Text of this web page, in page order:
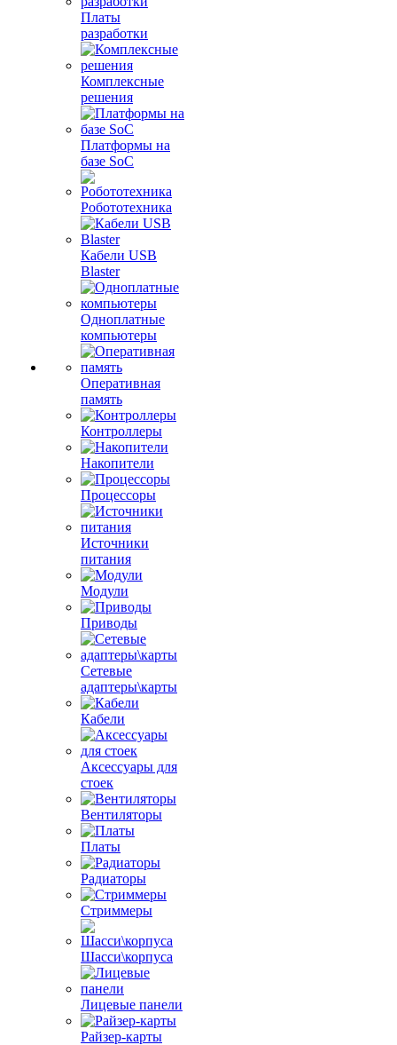
Платы
разработки
Комплексные
решения
Платформы на
базе SoC
Робототехника
Кабели USB
Blaster
Одноплатные
компьютеры
Оперативная
память
Контроллеры
Накопители
Процессоры
Источники
питания
Модули
Приводы
Сетевые
адаптеры\карты
Кабели
Аксессуары для
стоек
Вентиляторы
Платы
Радиаторы
Стриммеры
Шасси\корпуса
Лицевые панели
Райзер-карты